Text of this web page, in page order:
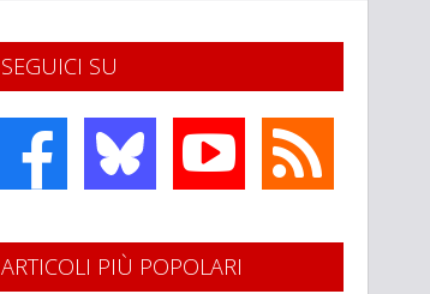
SEGUICI SU
ARTICOLI PIÙ POPOLARI